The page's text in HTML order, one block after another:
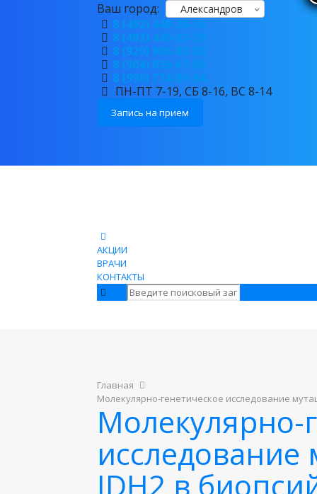
Ваш город: Александров
8 (492) 449-38-39
8 (492) 449-82-29
8 (920) 906-83-80
8 (904) 039-67-68
8 (999) 774-89-94
ПН-ПТ 7-19, СБ 8-16, ВС 8-14
Запись на прием
АКЦИИ
ВРАЧИ
КОНТАКТЫ
Главная
Молекулярно-генетическое исследование
Молекулярно-
исследование
IDH2 в